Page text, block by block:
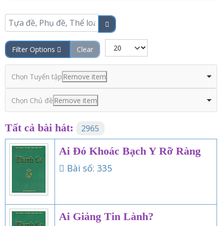
Tựa đề, Phụ đề, Thể loại, ISBN
Filter Options Clear
COM_CONTENT_LIST_LIMIT
JOPTION_FILTER_CATEGORY
Chọn Tuyển tập Remove item
Chọn Chủ đề Remove item
Tất cả bài hát: 2965
Ai Đó Khoác Bạch Y Rỡ Ràng
Bài số: 335
Ai Giảng Tin Lành?